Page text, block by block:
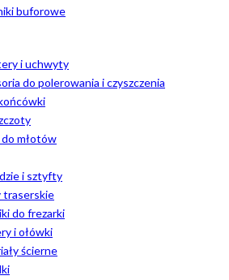
buforowe
i uchwyty
do polerowania i czyszczenia
młotów
i sztyfty
traserskie
do frezarki
i ołówki
ścierne